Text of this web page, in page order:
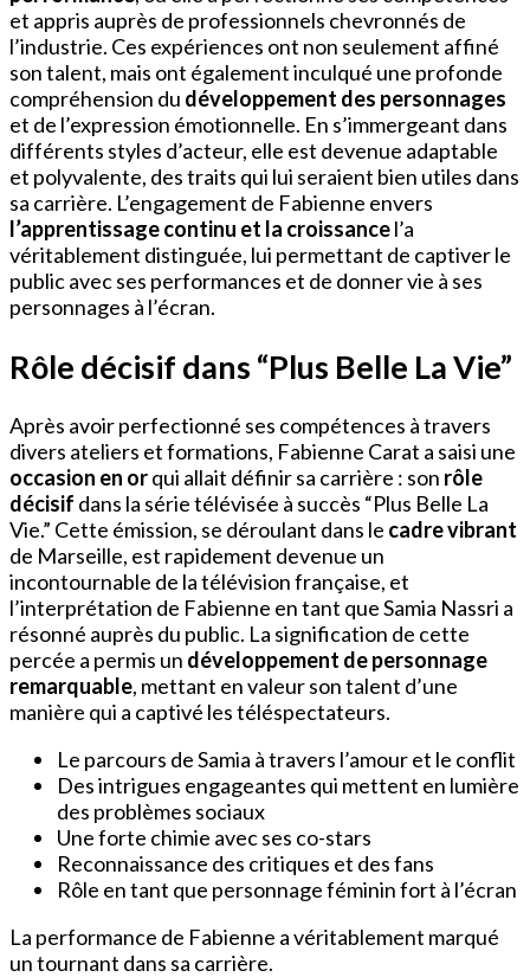
et appris auprès de professionnels chevronnés de
l’industrie. Ces expériences ont non seulement affiné
son talent, mais ont également inculqué une profonde
compréhension du développement des personnages
et de l’expression émotionnelle. En s’immergeant dans
différents styles d’acteur, elle est devenue adaptable
et polyvalente, des traits qui lui seraient bien utiles dans
sa carrière. L’engagement de Fabienne envers
l’apprentissage continu et la croissancel’a
véritablement distinguée, lui permettant de captiver le
public avec ses performances et de donner vie à ses
personnages à l’écran.
Rôle décisif dans “Plus Belle La Vie”
Après avoir perfectionné ses compétences à travers
divers ateliers et formations, Fabienne Carat a saisi une
occasion en orqui allait définir sa carrière : son rôle
décisif dans la série télévisée à succès “Plus Belle La
Vie.” Cette émission, se déroulant dans le cadre vibrant
de Marseille, est rapidement devenue un
incontournable de la télévision française, et
l’interprétation de Fabienne en tant que Samia Nassri a
résonné auprès du public. La signification de cette
percée a permis un développement de personnage
remarquable, mettant en valeur son talent d’une
manière qui a captivé les téléspectateurs.
Le parcours de Samia à travers l’amour et le conflit
Des intrigues engageantes qui mettent en lumière
des problèmes sociaux
Une forte chimie avec ses co-stars
Reconnaissance des critiques et des fans
Rôle en tant que personnage féminin fort à l’écran
La performance de Fabienne a véritablement marqué
un tournant dans sa carrière.